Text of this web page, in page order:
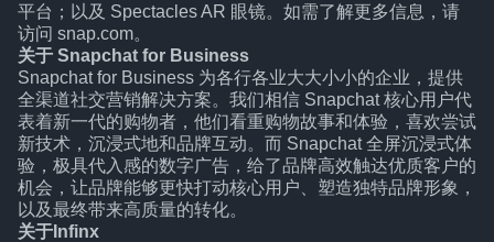
平台；以及 Spectacles AR 眼镜。如需了解更多信息，请
访问 snap.com。
关于 Snapchat for Business
Snapchat for Business 为各行各业大大小小的企业，提供
全渠道社交营销解决方案。我们相信 Snapchat 核心用户代
表着新一代的购物者，他们看重购物故事和体验，喜欢尝试
新技术，沉浸式地和品牌互动。而 Snapchat 全屏沉浸式体
验，极具代入感的数字广告，给了品牌高效触达优质客户的
机会，让品牌能够更快打动核心用户、塑造独特品牌形象，
以及最终带来高质量的转化。
关于Infinx